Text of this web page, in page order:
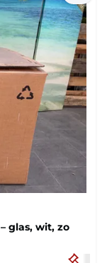
glas, wit, zo